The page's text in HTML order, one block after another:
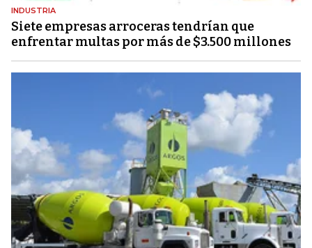
INDUSTRIA
Siete empresas arroceras tendrían que
enfrentar multas por más de $3.500 millones